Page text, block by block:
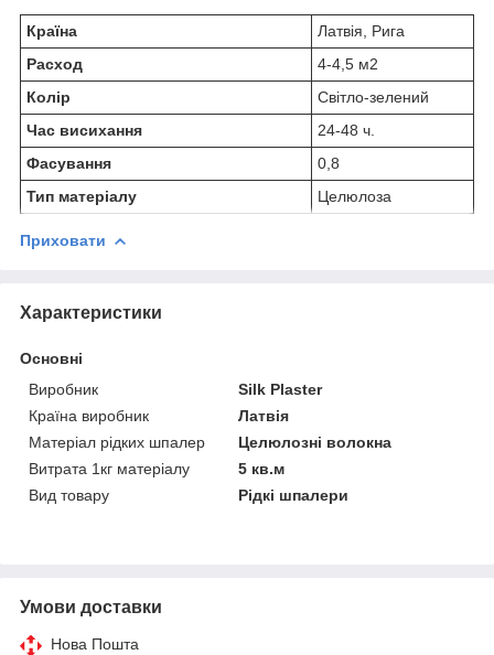
Країна
Латвія, Рига
Расход
4-4,5 м2
Колір
Світло-зелений
Час висихання
24-48 ч.
Фасування
0,8
Тип матеріалу
Целюлоза
Приховати
Характеристики
Основні
Виробник
Silk Plaster
Країна виробник
Латвія
Матеріал рідких шпалер
Целюлозні волокна
Витрата 1кг матеріалу
5 кв.м
Вид товару
Рідкі шпалери
Умови доставки
Нова Пошта